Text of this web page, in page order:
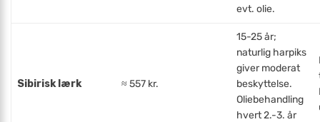
evt. olie.
Sibirisk lærk ≈ 557 kr.
15-25 år;
naturlig harpiks
giver moderat
beskyttelse.
Oliebehandling
hvert 2.-3. år